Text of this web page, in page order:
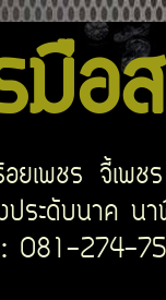
อ
เพชร จี้เพช
ระดับนาค
081-274-